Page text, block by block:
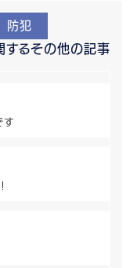
防犯
するその他の記事
す